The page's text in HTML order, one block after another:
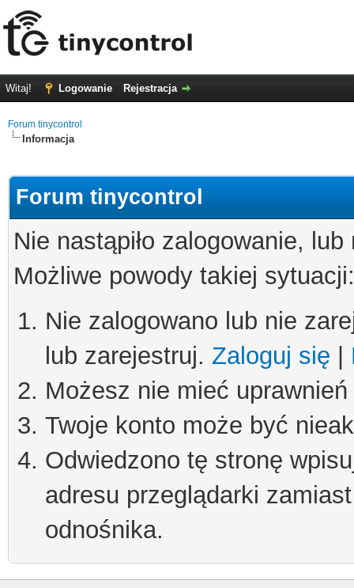
Witaj! Logowanie Rejestracja
Forum tinycontrol
Informacja
Forum tinycontrol
Nie nastąpiło zalogowanie,
Możliwe powody takiej sytuacji:
Nie zalogowano lub nie
lub zarejestruj. Zaloguj się
Możesz nie mieć
Twoje konto może być
Odwiedzono tę stronę
adresu przeglądarki
odnośnika.